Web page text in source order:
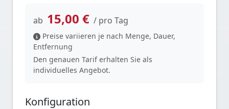
ab 15,00 € / pro Tag
Preise variieren je nach Menge, Dauer,
Entfernung
Den genauen Tarif erhalten Sie als
individuelles Angebot.
Konfiguration